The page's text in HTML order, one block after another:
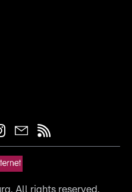
All rights reserved.